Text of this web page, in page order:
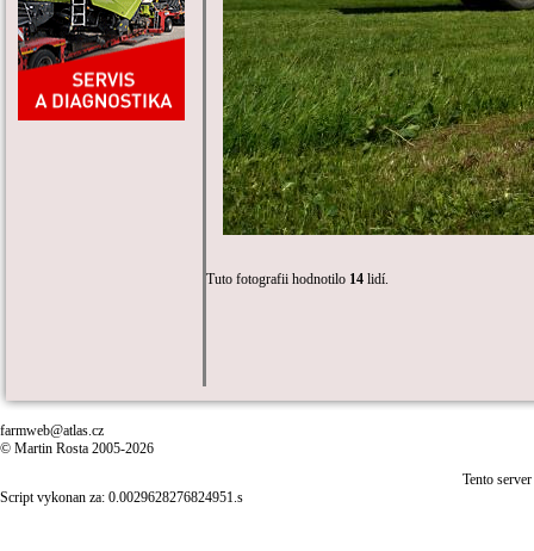
Tuto fotografii hodnotilo 14 lidí.
farmweb@atlas.cz
© Martin Rosta 2005-2026
Tento
Script vykonan za: 0.0029628276824951.s